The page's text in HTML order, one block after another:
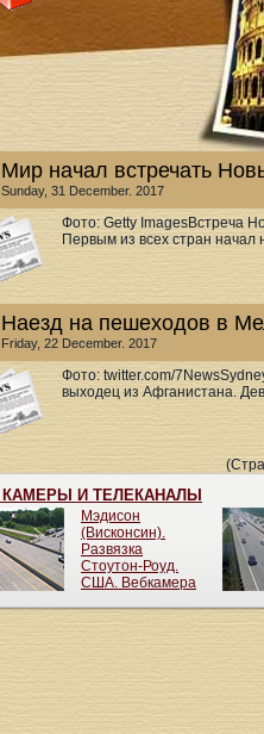
Мир начал встречать
Sunday, 31 December. 2017
Фото: Getty ImagesВстреча
Первым из всех стран начал
Наезд на пешеходов в
Friday, 22 December. 2017
Фото: twitter.com/
выходец из Афганистана.